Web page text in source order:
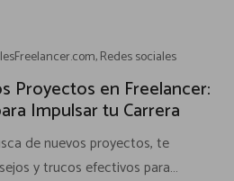
Redes sociales
Proyectos en Freelancer:
Impulsar tu Carrera
de nuevos proyectos, te
y trucos efectivos para